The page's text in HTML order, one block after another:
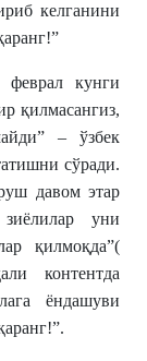
келганини
кунги
қилмасангиз,
– ўзбек
сўради.
давом этар
уни
қилмоқда”(
контентда
ёндашуви